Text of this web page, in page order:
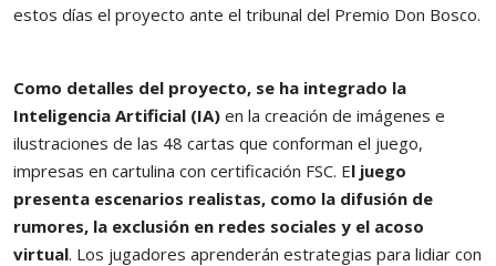
estos días el proyecto ante el tribunal del Premio Don Bosco.
Como detalles del proyecto, se ha integrado la
Inteligencia Artificial (IA) en la creación de imágenes e
ilustraciones de las 48 cartas que conforman el juego,
impresas en cartulina con certificación FSC. El juego
presenta escenarios realistas, como la difusión de
rumores, la exclusión en redes sociales y el acoso
virtual. Los jugadores aprenderán estrategias para lidiar con